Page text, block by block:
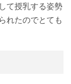
て授乳する姿勢
れたのでとても